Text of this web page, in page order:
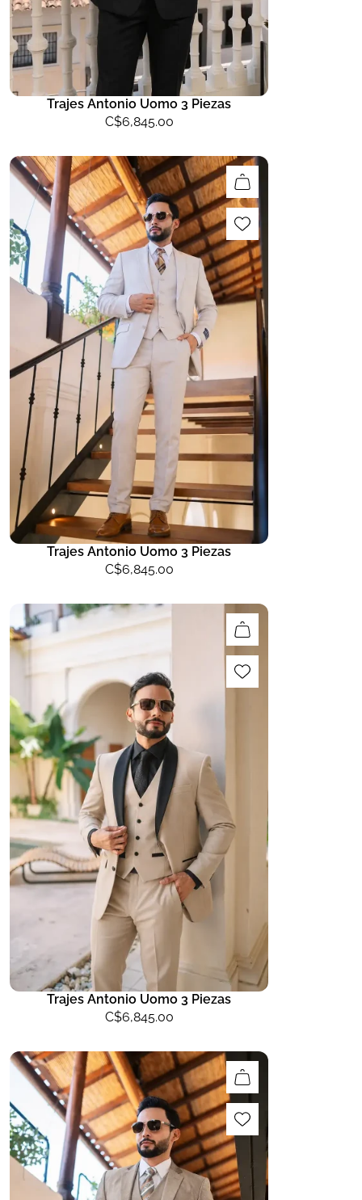
Trajes Antonio Uomo 3 Piezas
C$6,845.00
Trajes Antonio Uomo 3 Piezas
C$6,845.00
Trajes Antonio Uomo 3 Piezas
C$6,845.00